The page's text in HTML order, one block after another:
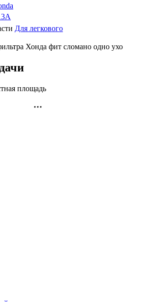
Для легкового
Хонда фит сломано одно ухо
площадь